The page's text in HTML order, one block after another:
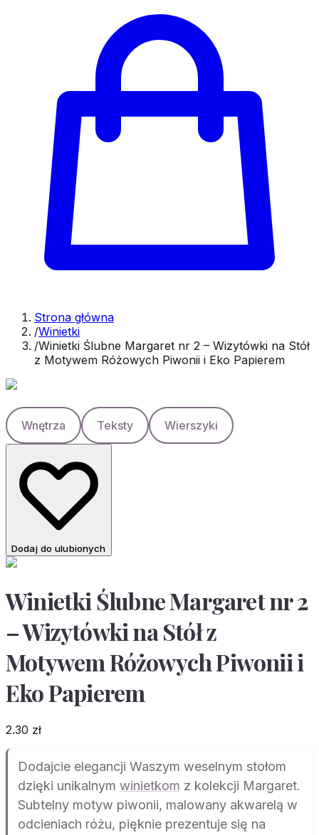
Strona główna
/Winietki
/Winietki Ślubne Margaret nr 2 – Wizytówki na Stół
z Motywem Różowych Piwonii i Eko Papierem
Wnętrza Teksty Wierszyki
Dodaj do ulubionych
Winietki Ślubne Margaret nr 2
– Wizytówki na Stół z
Motywem Różowych Piwonii i
Eko Papierem
2.30 zł
Dodajcie elegancji Waszym weselnym stołom
dzięki unikalnym winietkom z kolekcji Margaret.
Subtelny motyw piwonii, malowany akwarelą w
odcieniach różu, pięknie prezentuje się na